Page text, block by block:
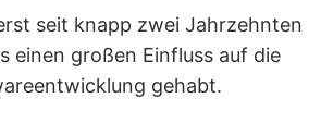
seit knapp zwei Jahrzehnten
einen großen Einfluss auf die
gehabt.